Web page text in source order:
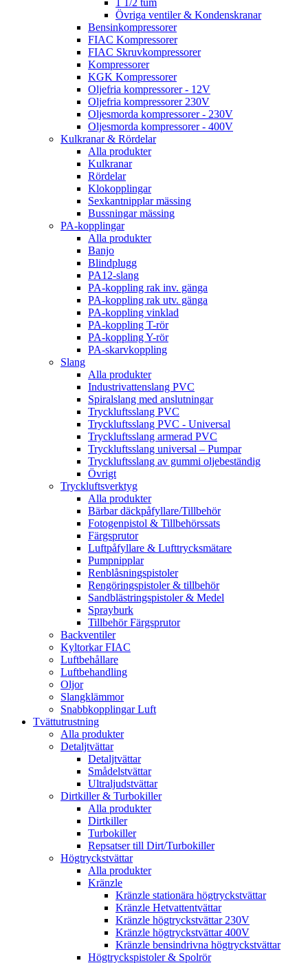
1 1/2 tum
Övriga ventiler & Kondenskranar
Bensinkompressorer
FIAC Kompressorer
FIAC Skruvkompressorer
Kompressorer
KGK Kompressorer
Oljefria kompressorer - 12V
Oljefria kompressorer 230V
Oljesmorda kompressorer - 230V
Oljesmorda kompressorer - 400V
Kulkranar & Rördelar
Alla produkter
Kulkranar
Rördelar
Klokopplingar
Sexkantnipplar mässing
Bussningar mässing
PA-kopplingar
Alla produkter
Banjo
Blindplugg
PA12-slang
PA-koppling rak inv. gänga
PA-koppling rak utv. gänga
PA-koppling vinklad
PA-koppling T-rör
PA-koppling Y-rör
PA-skarvkoppling
Slang
Alla produkter
Industrivattenslang PVC
Spiralslang med anslutningar
Tryckluftsslang PVC
Tryckluftsslang PVC - Universal
Tryckluftsslang armerad PVC
Tryckluftsslang universal – Pumpar
Tryckluftsslang av gummi oljebeständig
Övrigt
Tryckluftsverktyg
Alla produkter
Bärbar däckpåfyllare/Tillbehör
Fotogenpistol & Tillbehörssats
Färgsprutor
Luftpåfyllare & Lufttrycksmätare
Pumpnipplar
Renblåsningspistoler
Rengöringspistoler & tillbehör
Sandblästringspistoler & Medel
Sprayburk
Tillbehör Färgsprutor
Backventiler
Kyltorkar FIAC
Luftbehållare
Luftbehandling
Oljor
Slangklämmor
Snabbkopplingar Luft
Tvättutrustning
Alla produkter
Detaljtvättar
Detaljtvättar
Smådelstvättar
Ultraljudstvättar
Dirtkiller & Turbokiller
Alla produkter
Dirtkiller
Turbokiller
Repsatser till Dirt/Turbokiller
Högtryckstvättar
Alla produkter
Kränzle
Kränzle stationära högtryckstvättar
Kränzle Hetvattentvättar
Kränzle högtryckstvättar 230V
Kränzle högtryckstvättar 400V
Kränzle bensindrivna högtryckstvättar
Högtryckspistoler & Spolrör